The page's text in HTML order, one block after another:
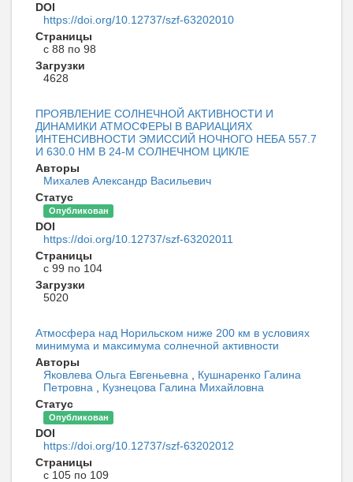
DOI
https://doi.org/10.12737/szf-63202010
Страницы
с 88 по 98
Загрузки
4628
ПРОЯВЛЕНИЕ СОЛНЕЧНОЙ АКТИВНОСТИ И
ДИНАМИКИ АТМОСФЕРЫ В ВАРИАЦИЯХ
ИНТЕНСИВНОСТИ ЭМИССИЙ НОЧНОГО НЕБА 557.7
И 630.0 НМ В 24-М СОЛНЕЧНОМ ЦИКЛЕ
Авторы
Михалев Александр Васильевич
Статус
Опубликован
DOI
https://doi.org/10.12737/szf-63202011
Страницы
с 99 по 104
Загрузки
5020
Атмосфера над Норильском ниже 200 км в условиях
минимума и максимума солнечной активности
Авторы
Яковлева Ольга Евгеньевна
Кушнаренко Галина
Петровна
Кузнецова Галина Михайловна
Статус
Опубликован
DOI
https://doi.org/10.12737/szf-63202012
Страницы
с 105 по 109